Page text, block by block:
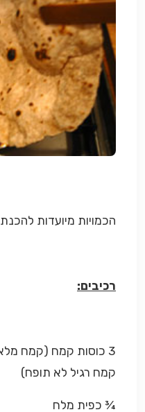
הכמויות מיועדות להכנת 20 צ'פאטי.
רכיבים:
קמח רגיל לא תופח)
¾ כפית מלח